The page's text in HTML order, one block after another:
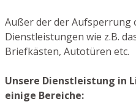
Außer der der Aufsperrung
Dienstleistungen wie z.B.
Briefkästen, Autotüren etc.
Unsere Dienstleistung in
einige Bereiche: